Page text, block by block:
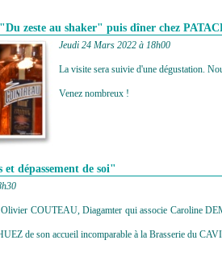
zeste au shaker" puis dîner chez
Jeudi 24 Mars 2022 à 18h00
La visite sera suivie d'une dégustation.
Venez nombreux !
et dépassement de soi"
COUTEAU, Diagamter qui associe Caroline
de son accueil incomparable à la Brasserie du